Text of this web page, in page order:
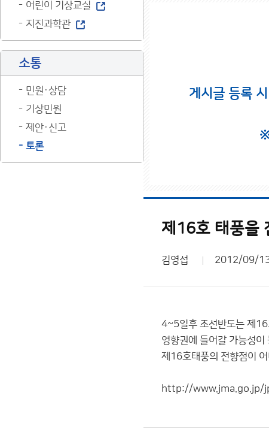
어린이 기상교실
지진과학관
소통
민원·상담
기상민원
제안·신고
토론
게시글 등록
제16호 태풍을
김영섭 2012/09/
4~5일후 조선반도는 제
영향권에 들어갈 가능성이
제16호태풍의 전향점이
http://www.jma.go.jp/